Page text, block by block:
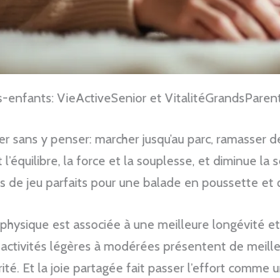
enfants: VieActiveSenior et
sans y penser: marcher jusqu’au parc,
la force et la souplesse, et diminue la
de jeu parfaits pour une balade en poussette et
physique est associée à une meilleure
légères à modérées présentent de
Et la joie partagée fait passer l’effort comme